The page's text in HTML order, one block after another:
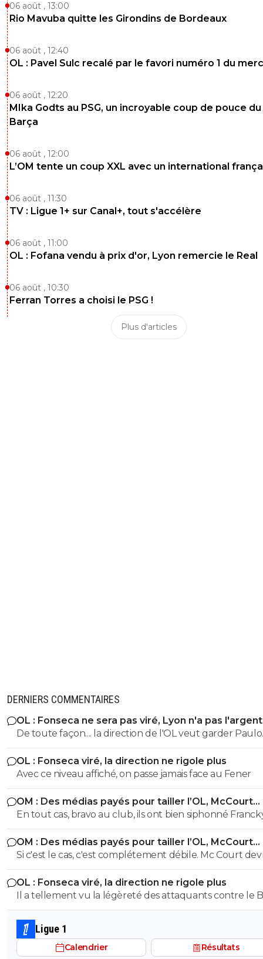
06 août , 13:00
Rio Mavuba quitte les Girondins de Bordeaux
06 août , 12:40
OL : Pavel Sulc recalé par le favori numéro 1 du
06 août , 12:20
MIka Godts au PSG, un incroyable coup de pouce du
Barça
06 août , 12:00
L’OM tente un coup XXL avec un international
06 août , 11:30
TV : Ligue 1+ sur Canal+, tout s'accélère
06 août , 11:00
OL : Fofana vendu à prix d'or, Lyon remercie le Real
06 août , 10:30
Ferran Torres a choisi le PSG !
Plus d'articles
DERNIERS COMMENTAIRES
OL : Fonseca ne sera pas viré, Lyon n'a pas
le faire
De toute façon.... la direction de l'OL veut garder Paulo
Fonseca... et elle a bien raison.
OL : Fonseca viré, la direction ne rigole plus
Avec ce niveau affiché, on passe jamais face au Fener
OM : Des médias payés pour tailler l’OL, McCourt
accusé
En tout cas, bravo au club, ils ont bien siphonné
pour 0 trophée. Il a dépensé 2 à 4 fois plus que Louis-
Dreyfus qui avait remporté 4 titres ce qui était déjà
OM : Des médias payés pour tailler l’OL, McCourt
accusé
Si c'est le cas, c'est complétement débile. Mc Court
savoir s'entourer. Du mal à comprendre comment un
homme d'affaire à la tête d'une fortune estimé à 1,38
selon Forbes se fasse balader comme ça.
OL : Fonseca viré, la direction ne rigole plus
Il a tellement vu la légèreté des attaquants contre le
qu'il a décidé d'en avoir qu'un et de se passer de jouer
profondeur avec un Himbert(mg), et de mettre
poste où il est tout aussi inutile dans le jeu devant au
ou derrière.
Ligue 1
Calendrier Résultats